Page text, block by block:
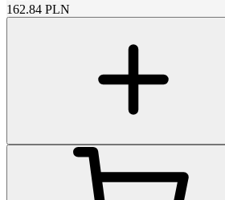
162.84 PLN